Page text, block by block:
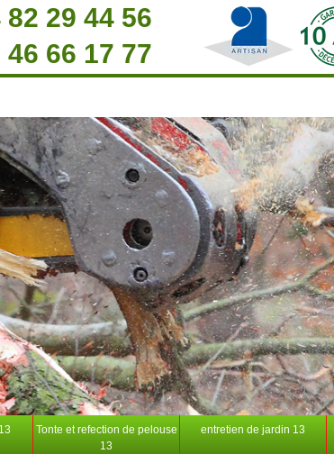
82 29 44 56
46 66 17 77
Tonte et refection de pelouse
13
entretien de jardin 13